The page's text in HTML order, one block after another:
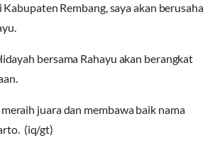
Rembang, saya akan berusaha
bersama Rahayu akan berangkat
juara dan membawa baik nama
(iq/gt)